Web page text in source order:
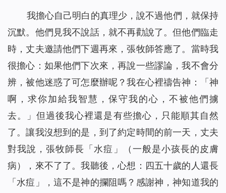
我擔心自己明白的真理少，說不過他們，就保持
沉默。他們見我不說話，就不再勸說了。但他們臨走
時，丈夫邀請他們下週再來，張牧師答應了。當時我
很擔心：如果他們下次來，再說一些謬論，我不會分
辨，被他迷惑了可怎麼辦呢？我在心裡禱告神：「神
啊，求你加給我智慧，保守我的心，不被他們擄
去。」但過後我心裡還是有些擔心，只能順其自然
了。讓我沒想到的是，到了約定時間的前一天，丈夫
對我說，張牧師長「水痘」（一般是小孩長的皮膚
病），來不了了。我聽後，心想：四五十歲的人還長
「水痘」，這不是神的攔阻嗎？感謝神，神知道我的